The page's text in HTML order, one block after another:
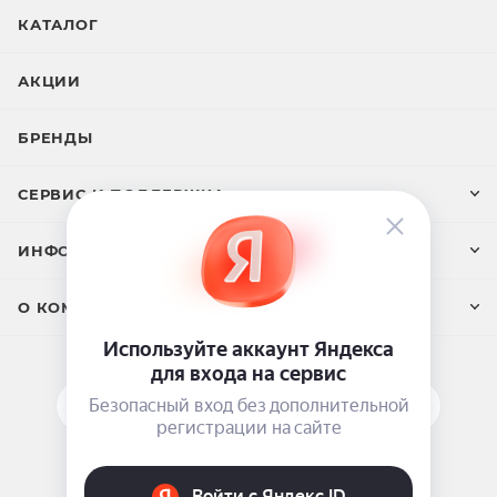
КАТАЛОГ
АКЦИИ
БРЕНДЫ
СЕРВИС И ПОДДЕРЖКА
ИНФОРМАЦИЯ
О КОМПАНИИ
ПОДПИСАТЬСЯ НА РАССЫЛКУ
ЗАДАТЬ ВОПРОС